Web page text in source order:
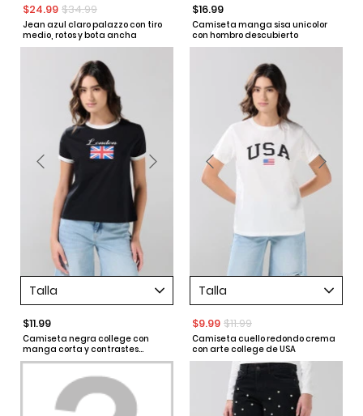
$24.99 $34.99
Jean azul claro palazzo con tiro
medio, rotos y bota ancha
$16.99
Camiseta manga sisa unicolor
con hombro descubierto
Talla
$11.99
Camiseta negra college con
manga corta y contrastes
blancos
Talla
$9.99 $11.99
Camiseta cuello redondo crema
con arte college de USA